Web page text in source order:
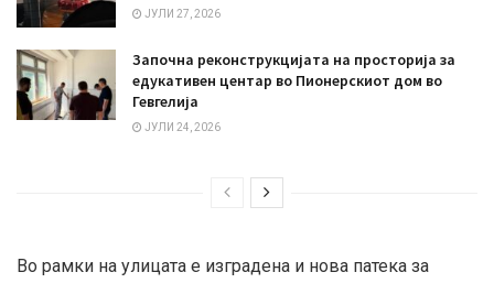
ЈУЛИ 27, 2026
Започна реконструкцијата на просторија за
едукативен центар во Пионерскиот дом во
Гевгелија
ЈУЛИ 24, 2026
Во рамки на улицата е изградена и нова патека за